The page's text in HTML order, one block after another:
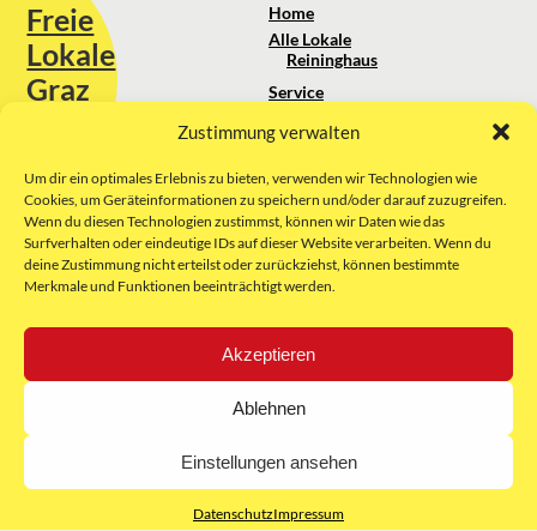
Zustimmung verwalten
Um dir ein optimales Erlebnis zu bieten, verwenden wir Technologien wie
Cookies, um Geräteinformationen zu speichern und/oder darauf zuzugreifen.
Wenn du diesen Technologien zustimmst, können wir Daten wie das
Surfverhalten oder eindeutige IDs auf dieser Website verarbeiten. Wenn du
deine Zustimmung nicht erteilst oder zurückziehst, können bestimmte
Merkmale und Funktionen beeinträchtigt werden.
Akzeptieren
Ablehnen
Einstellungen ansehen
DatenschutzImpressum
Freie
Lokale
Graz
Sie erreichen uns unter:
kontakt@freielokale-graz.at
Website by Rubikon Werbeagentur
GmbH
Home
Alle Lokale
Reininghaus
Service
Über uns
Impressum
AGB
Datenschutz
E-Mail